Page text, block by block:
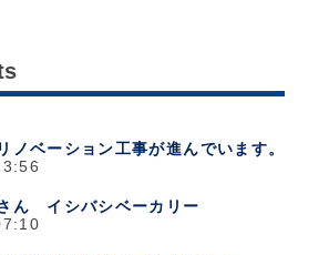
ノベーション工事が進んでいます。
ん イシバシベーカリー